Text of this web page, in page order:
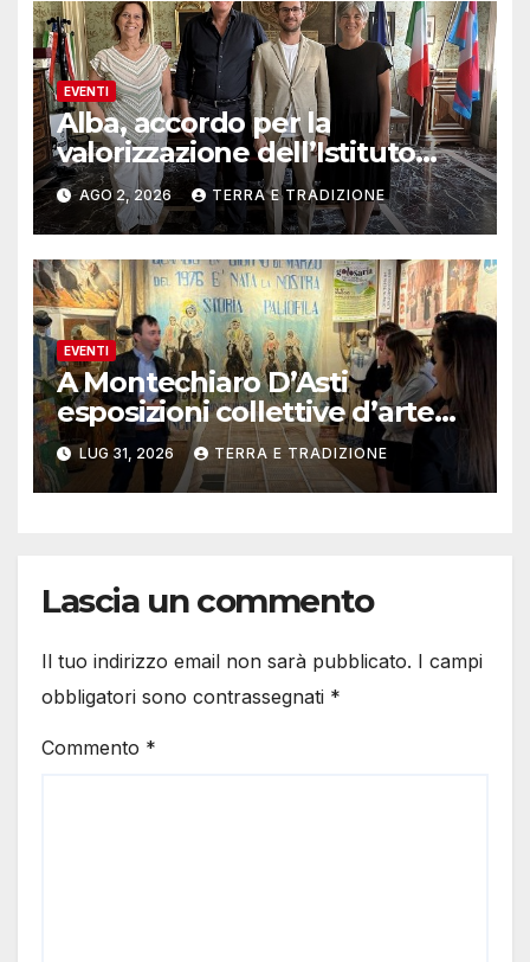
EVENTI
Alba, accordo per la
valorizzazione dell’Istituto
musicale Rocca
AGO 2, 2026 TERRA E TRADIZIONE
EVENTI
A Montechiaro D’Asti
esposizioni collettive d’arte
contemporanea
LUG 31, 2026 TERRA E TRADIZIONE
Lascia un commento
Il tuo indirizzo email non sarà pubblicato. I campi
obbligatori sono contrassegnati *
Commento *